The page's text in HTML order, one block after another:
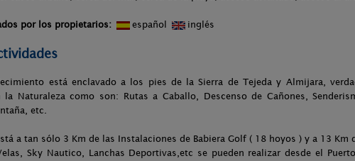
por los propietarios: español inglés
está enclavado a los pies de la Sierra de Tejeda y Almijara,
Naturaleza como son: Rutas a Caballo, Descenso de Cañones,
etc.
a tan sólo 3 Km de las Instalaciones de Babiera Golf ( 18 hoyos ) y a 13 Km
Sky Nautico, Lanchas Deportivas,etc se pueden realizar desde el